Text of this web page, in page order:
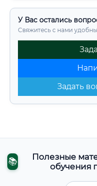
У Вас остались
Свяжитесь с нами
Задать
📚
Полезные
обучения